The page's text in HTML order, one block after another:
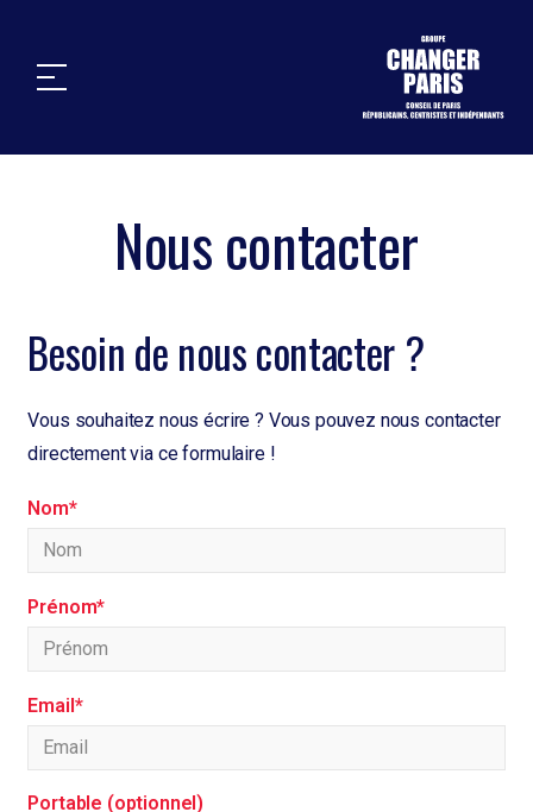
Nous contacter
Besoin de nous contacter ?
Vous souhaitez nous écrire ? Vous pouvez nous contacter
directement via ce formulaire !
Nom*
Prénom*
Email*
Portable (optionnel)